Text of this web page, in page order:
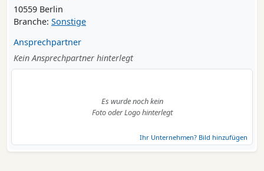
10559 Berlin
Branche: Sonstige
Ansprechpartner
Kein Ansprechpartner hinterlegt
Es wurde noch kein
Foto oder Logo hinterlegt
Ihr Unternehmen? Bild hinzufügen